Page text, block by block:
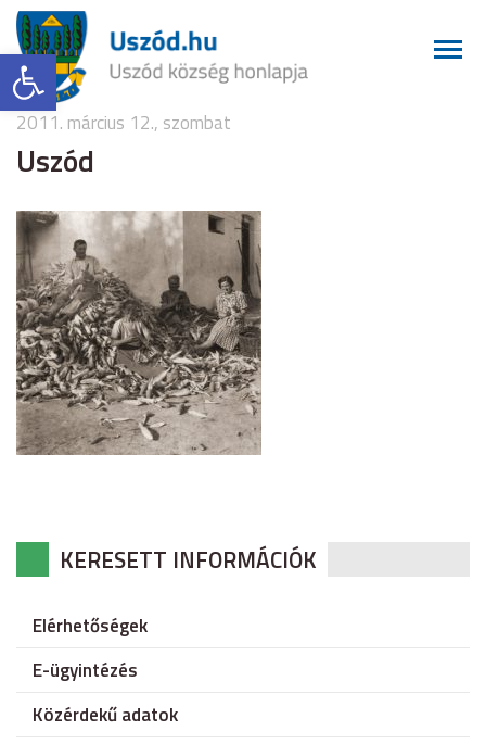
Eszköztár megnyitása
2011. március 12., szombat
Uszód
KERESETT INFORMÁCIÓK
Elérhetőségek
E-ügyintézés
Közérdekű adatok